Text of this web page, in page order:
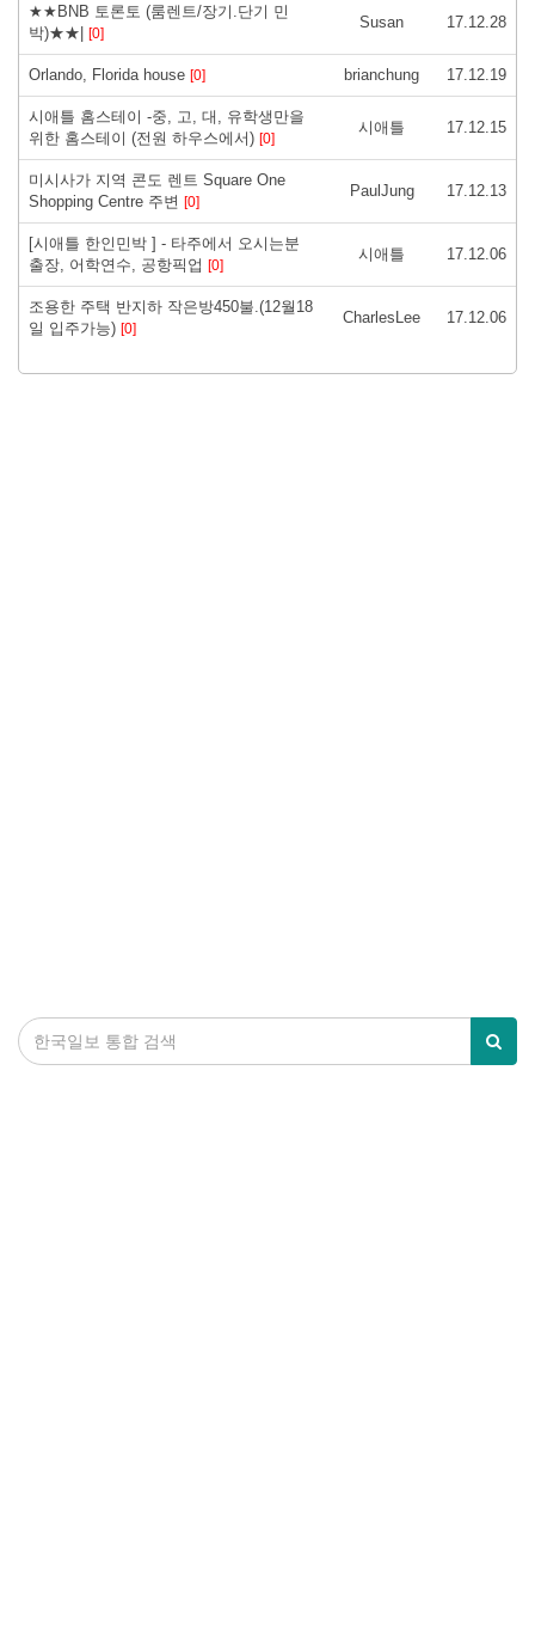
★★BNB 토론토 (룸렌트/장기.단기 민
박)★★| [0]
Susan 17.12.28
Orlando, Florida house [0] brianchung 17.12.19
시애틀 홈스테이 -중, 고, 대, 유학생만을
위한 홈스테이 (전원 하우스에서) [0]
시애틀 17.12.15
미시사가 지역 콘도 렌트 Square One
Shopping Centre 주변 [0]
PaulJung 17.12.13
[시애틀 한인민박 ] - 타주에서 오시는분
출장, 어학연수, 공항픽업 [0]
시애틀 17.12.06
조용한 주택 반지하 작은방450불.(12월18
일 입주가능) [0]
CharlesLee 17.12.06